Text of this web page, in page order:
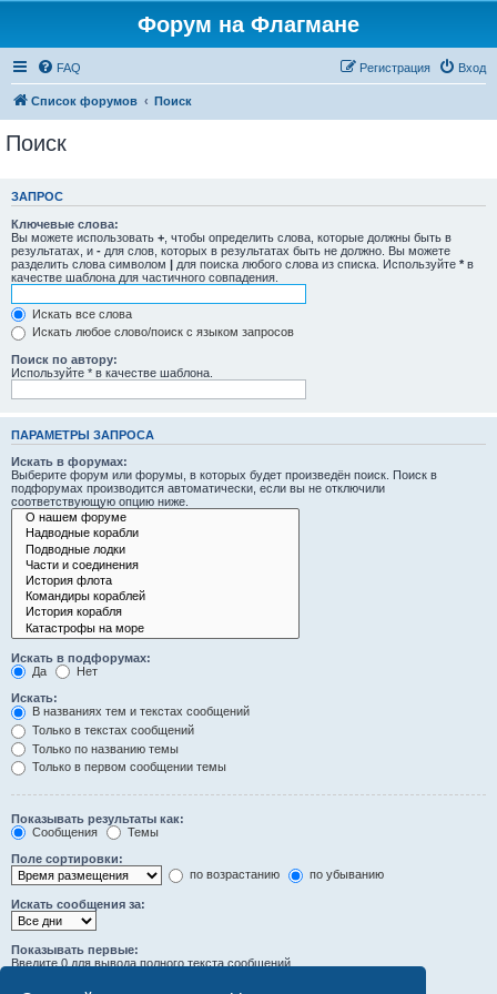
Форум на Флагмане
FAQ Вход
Регистрация
Список форумов Поиск
Поиск
ЗАПРОС
Ключевые слова:
Вы можете использовать + , чтобы определить слова, которые должны быть в
результатах, и - для слов, которых в результатах быть не должно. Вы можете
разделить слова символом | для поиска любого слова из списка. Используйте * в
качестве шаблона для частичного совпадения.
Искать все слова
Искать любое слово/поиск с языком запросов
Поиск по автору:
Используйте * в качестве шаблона.
ПАРАМЕТРЫ ЗАПРОСА
Искать в форумах:
Выберите форум или форумы, в которых будет произведён поиск. Поиск в
подфорумах производится автоматически, если вы не отключили
соответствующую опцию ниже.
Искать в подфорумах:
Да
Нет
Искать:
В названиях тем и текстах сообщений
Только в текстах сообщений
Только по названию темы
Только в первом сообщении темы
Показывать результаты как:
Сообщения
Темы
Поле сортировки:
по возрастанию
по убыванию
Искать сообщения за:
Показывать первые:
Введите 0 для вывода полного текста сообщений.